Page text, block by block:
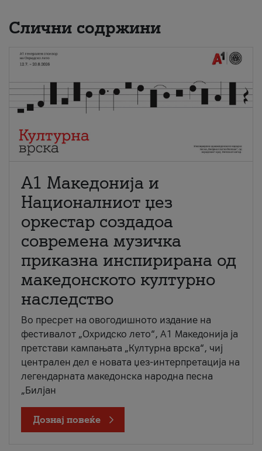
Слични содржини
А1 Македонија и
Националниот џез
оркестар создадоа
современа музичка
приказна инспирирана од
македонското културно
наследство
Во пресрет на овогодишното издание на
фестивалот „Охридско лето“, А1 Македонија ја
претстави кампањата „Културна врска“, чиј
централен дел е новата џез-интерпретација на
легендарната македонска народна песна
„Билјан
Дознај повеќе